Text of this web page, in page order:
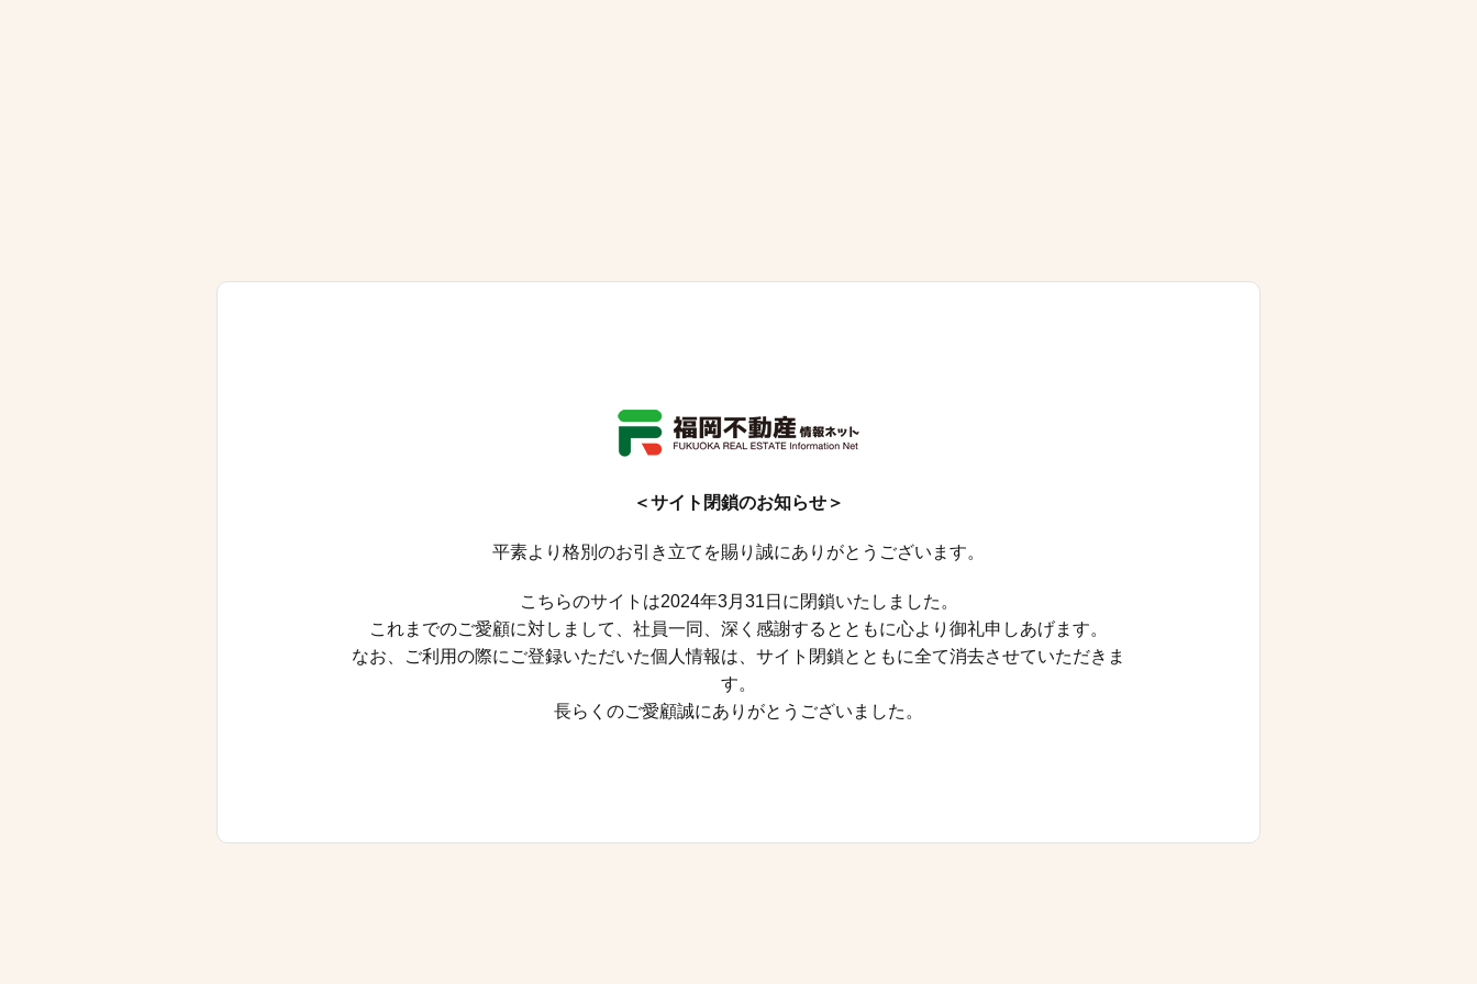
＜サイト閉鎖のお知らせ＞
平素より格別のお引き立てを賜り誠にありがとうございます。
こちらのサイトは2024年3月31日に閉鎖いたしました。
これまでのご愛顧に対しまして、社員一同、深く感謝するとともに心より御礼申しあげます。
なお、ご利用の際にご登録いただいた個人情報は、サイト閉鎖とともに全て消去させていただきま
す。
長らくのご愛顧誠にありがとうございました。